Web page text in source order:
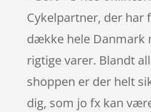
Cykelpartner, der har
dække hele Danmark
rigtige varer. Blandt
shoppen er der helt
dig, som jo fx kan